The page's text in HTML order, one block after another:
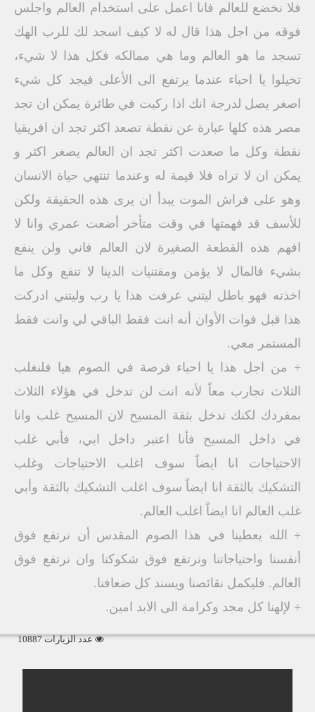
فلا نخضع للعالم فانا اعمل على استخدام العالم واجلس
فوقه من اجل هذا قال له لا كيف اسجد لك للرب الهك
تسجد ما هو العالم وما هي ممالكه فكل هذا لا شيء،
تخيلوا يا احباء عندما يرتفع الى الأعلى فيجد كل شيء
اصغر يصل لدرجة انك اذا ركبت في طائرة يمكن ان تجد
مصر هذه كلها عبارة عن نقطة تصعد اكثر تجد ان افريقيا
نقطة وكل ما صعدت اكثر تجد ان العالم يصغر اكثر و
يمكن ان لا تراه فلا قيمة له وعندما تنتهي حياة الانسان
وهو على فراش الموت يبدأ ان يرى هذه الحقيقة ولكن
للأسف قد فهمتها في وقت متأخر أضعت عمري وانا لا
افهم هذه القطعة الصغيرة لان العالم فاني ولن ينفع
بشيء فالمال لا يؤمن ومقتنيات الدينا لا تنفع وكل ما
اخذته فهو باطل ليتني عرفت هذا يا رب وليتني ادركت
هذا قبل فوات الأوان أنه انت فقط الباقي لي وانت فقط
المستمر معي.
+ من اجل هذا يا احباء فرصة في الصوم هيا فلنغلب
الثلاث تجارب معاً لأنه انت لن تدخل في هؤلاء الثلاث
بمفردك لكنك تدخل بثقة المسيح لان المسيح غلب وانا
في داخل المسيح فأنا اعتبر داخل ابي، فأبي غلب
الاحتياجات انا ايضاً سوف اغلب الاحتياجات وغلب
التشكيك بالثقة انا ايضاً سوف اغلب التشكيك بالثقة وأبي
غلب العالم انا ايضاً اغلب العالم.
+ الله يعطينا في هذا الصوم المقدس أن نرتفع فوق
أنفسنا واحتياجاتنا ونرتفع فوق شكوكنا وان نرتفع فوق
العالم. فليكمل نقائصنا ويسند كل ضعافنا.
+ لإلهنا كل مجد وكرامة الى الابد امين.
عدد الزيارات 10887